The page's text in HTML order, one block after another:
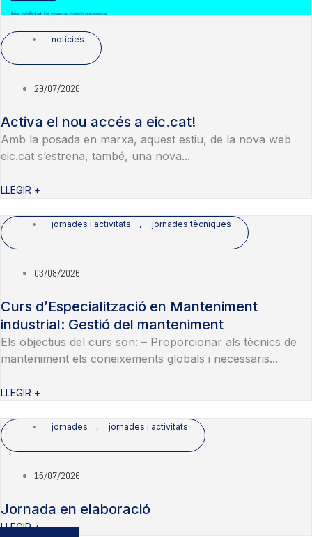
notícies
29/07/2026
Activa el nou accés a eic.cat!
Amb la posada en marxa, aquest estiu, de la nova web
eic.cat s’estrena, també, una nova...
LLEGIR +
jornades i activitats , jornades tècniques
03/08/2026
Curs d’Especialització en Manteniment
industrial: Gestió del manteniment
Els objectius del curs son: – Proporcionar als tècnics de
manteniment els coneixements globals i necessaris...
LLEGIR +
jornades , jornades i activitats
15/07/2026
Jornada en elaboració
LLEGIR +